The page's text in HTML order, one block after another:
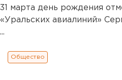
31 марта день рождения
«Уральских авиалиний»
...
Общество